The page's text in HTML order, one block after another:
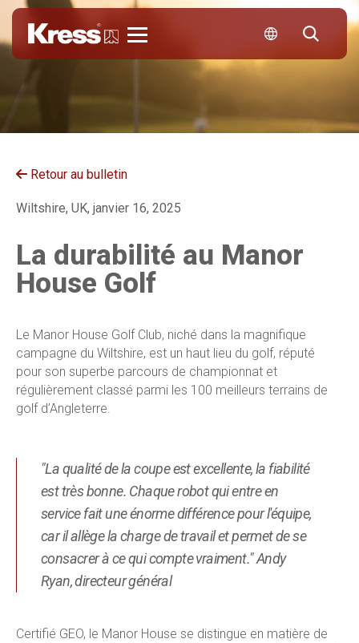
Retour au bulletin
Wiltshire, UK, janvier 16, 2025
La durabilité au Manor
House Golf
Le Manor House Golf Club, niché dans la magnifique
campagne du Wiltshire, est un haut lieu du golf, réputé
pour son superbe parcours de championnat et
régulièrement classé parmi les 100 meilleurs terrains de
golf d’Angleterre.
"La qualité de la coupe est excellente, la fiabilité
est très bonne. Chaque robot qui entre en
service fait une énorme différence pour l'équipe,
car il allège la charge de travail et permet de se
consacrer à ce qui compte vraiment." Andy
Ryan, directeur général
Certifié GEO, le Manor House se distingue en matière de